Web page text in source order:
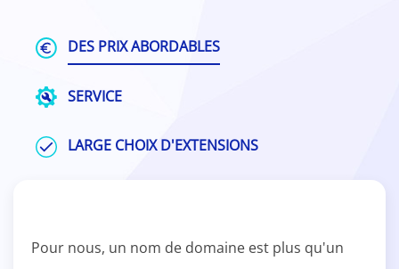
DES PRIX ABORDABLES
SERVICE
LARGE CHOIX D'EXTENSIONS
Pour nous, un nom de domaine est plus qu'un